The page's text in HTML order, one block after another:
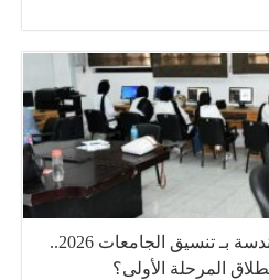
مؤشرات كليات الطب والهندسة بـ تنسيق الجامعات 2026..
المرحلة الأولى؟